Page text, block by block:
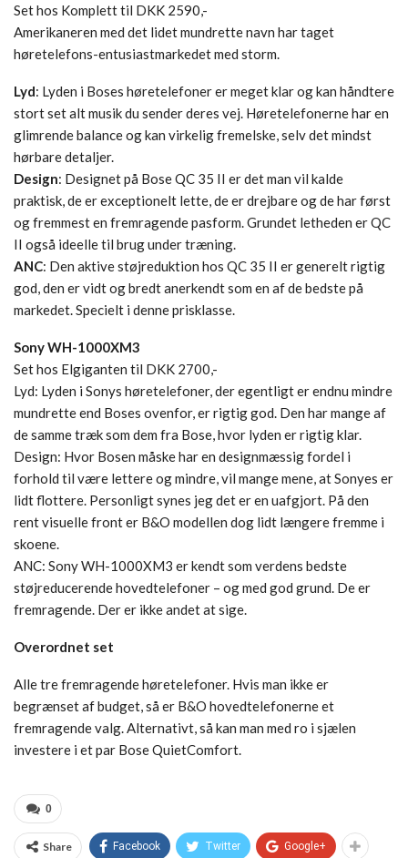
Set hos Komplett til DKK 2590,-
Amerikaneren med det lidet mundrette navn har taget
høretelefons-entusiastmarkedet med storm.
Lyd: Lyden i Boses høretelefoner er meget klar og kan håndtere
stort set alt musik du sender deres vej. Høretelefonerne har en
glimrende balance og kan virkelig fremelske, selv det mindst
hørbare detaljer.
Design: Designet på Bose QC 35 II er det man vil kalde
praktisk, de er exceptionelt lette, de er drejbare og de har først
og fremmest en fremragende pasform. Grundet letheden er QC
II også ideelle til brug under træning.
ANC: Den aktive støjreduktion hos QC 35 II er generelt rigtig
god, den er vidt og bredt anerkendt som en af de bedste på
markedet. Specielt i denne prisklasse.
Sony WH-1000XM3
Set hos Elgiganten til DKK 2700,-
Lyd: Lyden i Sonys høretelefoner, der egentligt er endnu mindre
mundrette end Boses ovenfor, er rigtig god. Den har mange af
de samme træk som dem fra Bose, hvor lyden er rigtig klar.
Design: Hvor Bosen måske har en designmæssig fordel i
forhold til være lettere og mindre, vil mange mene, at Sonyes er
lidt flottere. Personligt synes jeg det er en uafgjort. På den
rent visuelle front er B&O modellen dog lidt længere fremme i
skoene.
ANC: Sony WH-1000XM3 er kendt som verdens bedste
støjreducerende hovedtelefoner – og med god grund. De er
fremragende. Der er ikke andet at sige.
Overordnet set
Alle tre fremragende høretelefoner. Hvis man ikke er
begrænset af budget, så er B&O hovedtelefonerne et
fremragende valg. Alternativt, så kan man med ro i sjælen
investere i et par Bose QuietComfort.
0
Share Facebook Twitter Google+